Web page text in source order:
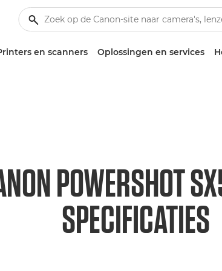
en scanners Oplossingen en services
POWERSHOT
SPECIFICATIES